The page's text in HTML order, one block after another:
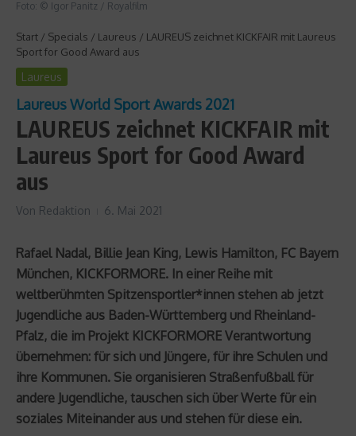
Foto: © Igor Panitz / Royalfilm
Start / Specials / Laureus / LAUREUS zeichnet KICKFAIR mit Laureus
Sport for Good Award aus
Laureus
Laureus World Sport Awards 2021
LAUREUS zeichnet KICKFAIR mit
Laureus Sport for Good Award
aus
Von Redaktion 6. Mai 2021
Rafael Nadal, Billie Jean King, Lewis Hamilton, FC Bayern
München, KICKFORMORE. In einer Reihe mit
weltberühmten Spitzensportler*innen stehen ab jetzt
Jugendliche aus Baden-Württemberg und Rheinland-
Pfalz, die im Projekt KICKFORMORE Verantwortung
übernehmen: für sich und Jüngere, für ihre Schulen und
ihre Kommunen. Sie organisieren Straßenfußball für
andere Jugendliche, tauschen sich über Werte für ein
soziales Miteinander aus und stehen für diese ein.